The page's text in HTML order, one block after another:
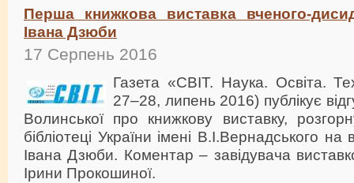
Перша книжкова виставка вченого-
Івана Дзюби
17 Серпень 2016
Газета «СВІТ. Наука. Освіта.
27–28, липень 2016) публікує
Волинської про книжкову виставку,
бібліотеці України імені В.І.Вернадського на
Івана Дзюби. Коментар – завідувача
Ірини Прокошиної.